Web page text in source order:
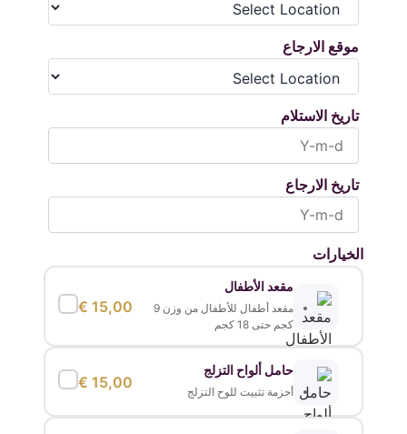
موقع الارجاع
تاريخ الاستلام
تاريخ الارجاع
الخيارات
مقعد الأطفال
مقعد أطفال للأطفال من وزن 9
كجم حتى 18 كجم
€ 15,00
حامل ألواح التزلج
أحزمة تثبيت للوح التزلج
€ 15,00